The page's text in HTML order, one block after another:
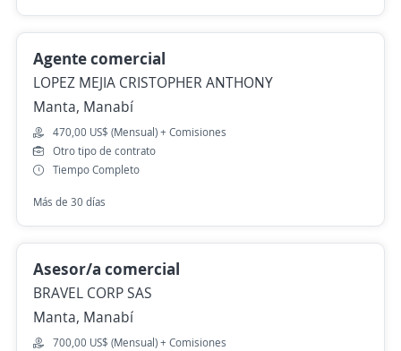
Agente comercial
LOPEZ MEJIA CRISTOPHER ANTHONY
Manta, Manabí
470,00 US$ (Mensual) + Comisiones
Otro tipo de contrato
Tiempo Completo
Más de 30 días
Asesor/a comercial
BRAVEL CORP SAS
Manta, Manabí
700,00 US$ (Mensual) + Comisiones